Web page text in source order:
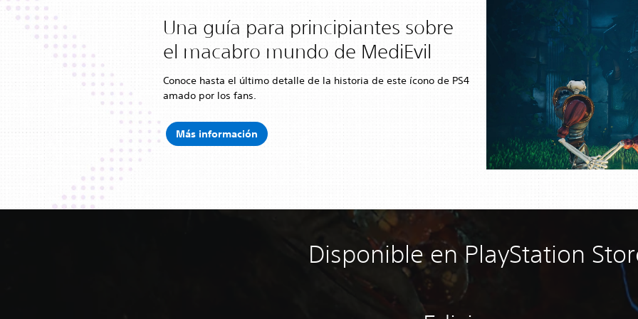
Una guía para principiantes sobre
el macabro mundo de MediEvil
Conoce hasta el último detalle de la historia de este ícono de PS4
amado por los fans.
Más información
Disponible en PlayStation